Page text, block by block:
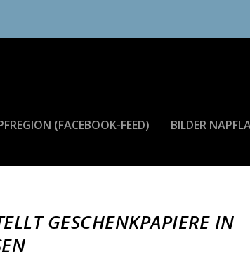
(FACEBOOK-FEED) BILDER
GESCHENKPAPIERE IN